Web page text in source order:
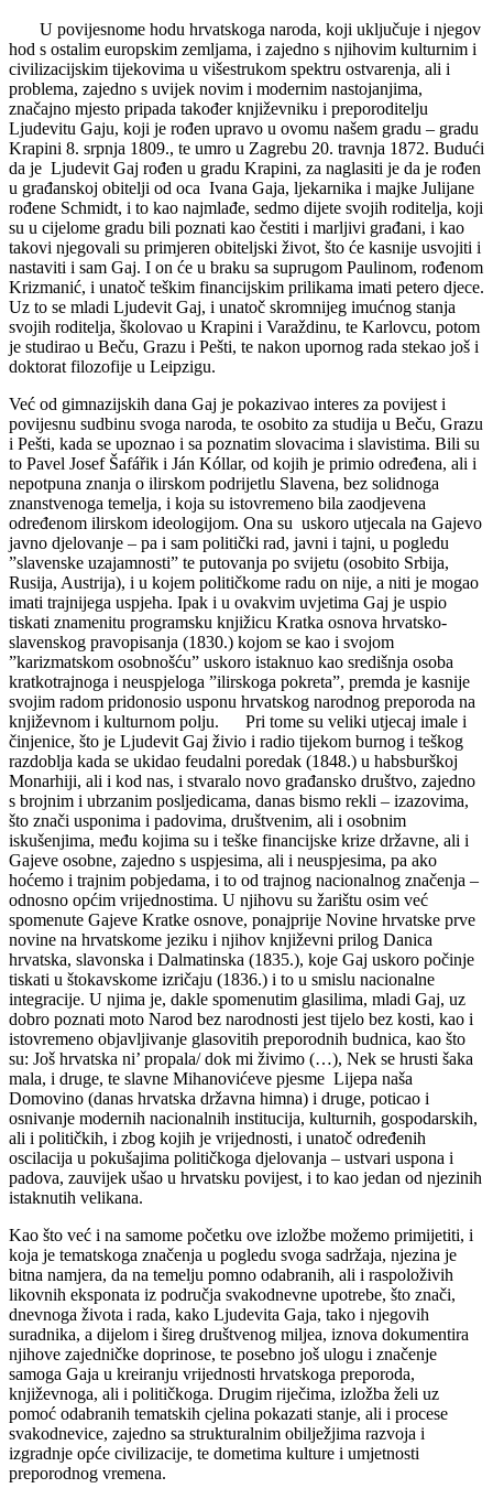
U povijesnome hodu hrvatskoga naroda, koji uključuje i njegov
hod s ostalim europskim zemljama, i zajedno s njihovim kulturnim i
civilizacijskim tijekovima u višestrukom spektru ostvarenja, ali i
problema, zajedno s uvijek novim i modernim nastojanjima,
značajno mjesto pripada također književniku i preporoditelju
Ljudevitu Gaju, koji je rođen upravo u ovomu našem gradu – gradu
Krapini 8. srpnja 1809., te umro u Zagrebu 20. travnja 1872. Budući
da je Ljudevit Gaj rođen u gradu Krapini, za naglasiti je da je rođen
u građanskoj obitelji od oca Ivana Gaja, ljekarnika i majke Julijane
rođene Schmidt, i to kao najmlađe, sedmo dijete svojih roditelja, koji
su u cijelome gradu bili poznati kao čestiti i marljivi građani, i kao
takovi njegovali su primjeren obiteljski život, što će kasnije usvojiti i
nastaviti i sam Gaj. I on će u braku sa suprugom Paulinom, rođenom
Krizmanić, i unatoč teškim financijskim prilikama imati petero djece.
Uz to se mladi Ljudevit Gaj, i unatoč skromnijeg imućnog stanja
svojih roditelja, školovao u Krapini i Varaždinu, te Karlovcu, potom
je studirao u Beču, Grazu i Pešti, te nakon upornog rada stekao još i
doktorat filozofije u Leipzigu.
Već od gimnazijskih dana Gaj je pokazivao interes za povijest i
povijesnu sudbinu svoga naroda, te osobito za studija u Beču, Grazu
i Pešti, kada se upoznao i sa poznatim slovacima i slavistima. Bili su
to Pavel Josef Šafářik i Ján Kóllar, od kojih je primio određena, ali i
nepotpuna znanja o ilirskom podrijetlu Slavena, bez solidnoga
znanstvenoga temelja, i koja su istovremeno bila zaodjevena
određenom ilirskom ideologijom. Ona su uskoro utjecala na Gajevo
javno djelovanje – pa i sam politički rad, javni i tajni, u pogledu
”slavenske uzajamnosti” te putovanja po svijetu (osobito Srbija,
Rusija, Austrija), i u kojem političkome radu on nije, a niti je mogao
imati trajnijega uspjeha. Ipak i u ovakvim uvjetima Gaj je uspio
tiskati znamenitu programsku knjižicu Kratka osnova hrvatsko-
slavenskog pravopisanja (1830.) kojom se kao i svojom
”karizmatskom osobnošću” uskoro istaknuo kao središnja osoba
kratkotrajnoga i neuspjeloga ”ilirskoga pokreta”, premda je kasnije
svojim radom pridonosio usponu hrvatskog narodnog preporoda na
književnom i kulturnom polju. Pri tome su veliki utjecaj imale i
činjenice, što je Ljudevit Gaj živio i radio tijekom burnog i teškog
razdoblja kada se ukidao feudalni poredak (1848.) u habsburškoj
Monarhiji, ali i kod nas, i stvaralo novo građansko društvo, zajedno
s brojnim i ubrzanim posljedicama, danas bismo rekli – izazovima,
što znači usponima i padovima, društvenim, ali i osobnim
iskušenjima, među kojima su i teške financijske krize državne, ali i
Gajeve osobne, zajedno s uspjesima, ali i neuspjesima, pa ako
hoćemo i trajnim pobjedama, i to od trajnog nacionalnog značenja –
odnosno općim vrijednostima. U njihovu su žarištu osim već
spomenute Gajeve Kratke osnove, ponajprije Novine hrvatske prve
novine na hrvatskome jeziku i njihov književni prilog Danica
hrvatska, slavonska i Dalmatinska (1835.), koje Gaj uskoro počinje
tiskati u štokavskome izričaju (1836.) i to u smislu nacionalne
integracije. U njima je, dakle spomenutim glasilima, mladi Gaj, uz
dobro poznati moto Narod bez narodnosti jest tijelo bez kosti, kao i
istovremeno objavljivanje glasovitih preporodnih budnica, kao što
su: Još hrvatska ni’ propala/ dok mi živimo (…), Nek se hrusti šaka
mala, i druge, te slavne Mihanovićeve pjesme Lijepa naša
Domovino (danas hrvatska državna himna) i druge, poticao i
osnivanje modernih nacionalnih institucija, kulturnih, gospodarskih,
ali i političkih, i zbog kojih je vrijednosti, i unatoč određenih
oscilacija u pokušajima političkoga djelovanja – ustvari uspona i
padova, zauvijek ušao u hrvatsku povijest, i to kao jedan od njezinih
istaknutih velikana.
Kao što već i na samome početku ove izložbe možemo primijetiti, i
koja je tematskoga značenja u pogledu svoga sadržaja, njezina je
bitna namjera, da na temelju pomno odabranih, ali i raspoloživih
likovnih eksponata iz područja svakodnevne upotrebe, što znači,
dnevnoga života i rada, kako Ljudevita Gaja, tako i njegovih
suradnika, a dijelom i šireg društvenog miljea, iznova dokumentira
njihove zajedničke doprinose, te posebno još ulogu i značenje
samoga Gaja u kreiranju vrijednosti hrvatskoga preporoda,
književnoga, ali i političkoga. Drugim riječima, izložba želi uz
pomoć odabranih tematskih cjelina pokazati stanje, ali i procese
svakodnevice, zajedno sa strukturalnim obilježjima razvoja i
izgradnje opće civilizacije, te dometima kulture i umjetnosti
preporodnog vremena.